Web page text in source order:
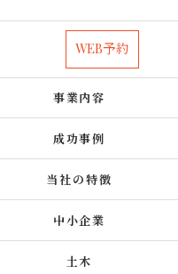
WEB予約
事業内容
成功事例
当社の特徴
中小企業
土木